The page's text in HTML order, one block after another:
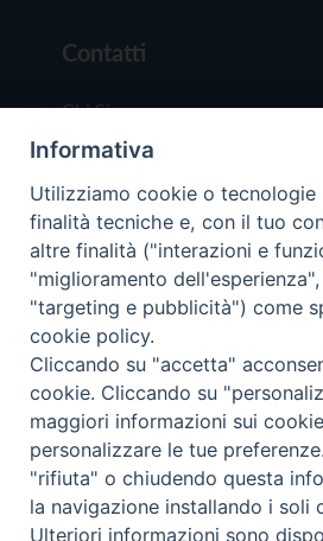
Contatti
Chi Siamo
Redazione
Scrivici
Copyright © 2019 - Tutti
Trentina Editrice
Privacy Policy
Informativa
Utilizziamo cookie o tecnologie
finalità tecniche e, con il tuo
altre finalità ("interazioni e
"miglioramento
"targeting e pubblicità") come
cookie policy.
Cliccando su "accetta"
cookie. Cliccando su
maggiori informazioni sui
personalizzare le tue
"rifiuta" o chiudendo questa
la navigazione installando i soli
Ulteriori informazioni sono